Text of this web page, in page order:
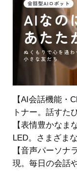
【AI会話機能・
トナー。話すた
【表情豊かなま
LED。さまざま
【音声パーソナ
現。毎日の会話